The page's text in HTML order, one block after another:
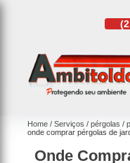
Home Serviços pérgolas
onde comprar pérgolas de
Onde